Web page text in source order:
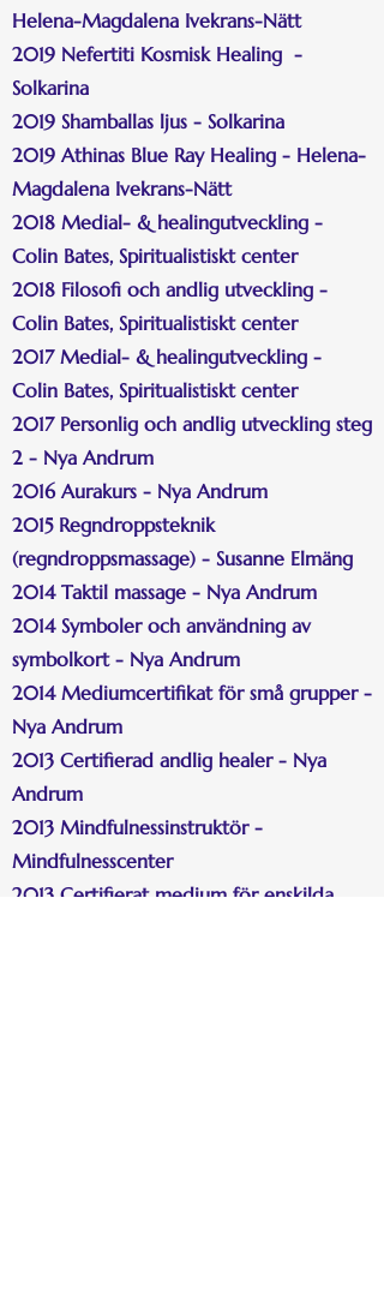
Helena-Magdalena Ivekrans-Nätt
2019 Nefertiti Kosmisk Healing -
Solkarina
2019 Shamballas ljus - Solkarina
2019 Athinas Blue Ray Healing - Helena-
Magdalena Ivekrans-Nätt
2018 Medial- & healingutveckling -
Colin Bates, Spiritualistiskt center
2018 Filosofi och andlig utveckling -
Colin Bates, Spiritualistiskt center
2017 Medial- & healingutveckling -
Colin Bates, Spiritualistiskt center
2017 Personlig och andlig utveckling steg
2 - Nya Andrum
2016 Aurakurs - Nya Andrum
2015 Regndroppsteknik
(regndroppsmassage) - Susanne Elmäng
2014 Taktil massage - Nya Andrum
2014 Symboler och användning av
symbolkort - Nya Andrum
2014 Mediumcertifikat för små grupper -
Nya Andrum
2013 Certifierad andlig healer - Nya
Andrum
2013 Mindfulnessinstruktör -
Mindfulnesscenter
2013 Certifierat medium för enskilda